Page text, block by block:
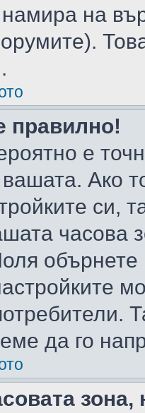
на
правилно!
е
вашата. Ако
си,
обърнете
да го